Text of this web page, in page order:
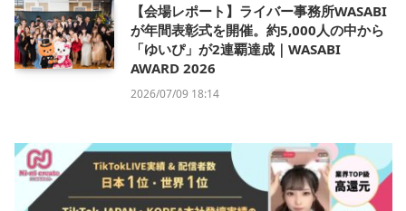
【会場レポート】ライバー事務所WASABI
が年間表彰式を開催。約5,000人の中から
「ゆいぴ」が2連覇達成｜WASABI
AWARD 2026
2026/07/09 18:14